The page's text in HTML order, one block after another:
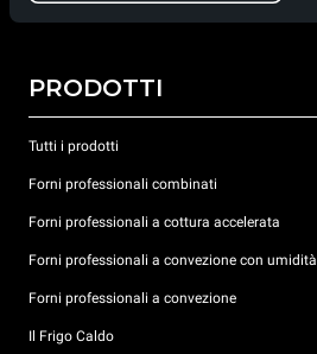
PRODOTTI
Tutti i prodotti
Forni professionali combinati
Forni professionali a cottura accelerata
Forni professionali a convezione con umidità
Forni professionali a convezione
Il Frigo Caldo